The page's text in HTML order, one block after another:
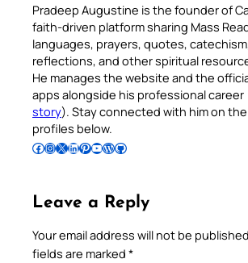
Pradeep Augustine is the founder of
faith-driven platform sharing Mass
languages, prayers, quotes,
reflections, and other spiritual
He manages the website and the
apps alongside his professional career
story). Stay connected with him on
profiles below.
Follow Pradeep on Facebook Follow Pradeep on InstagramFollow Pradeep on X Follow Pradeep on LinkedIn Follow Pradeep on Pinterest Subscribe to Pradeep’s Youtube Channel Follow Pradeep on WordPress Follow Pradeep on GitHub
Leave a Reply
Your email address will not be
fields are marked *